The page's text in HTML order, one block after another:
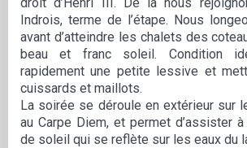
Indrois, terme de l’étape. Nous
avant d’atteindre les chalets des
beau et franc soleil. Condition
rapidement une petite lessive et
cuissards et maillots.
La soirée se déroule en extérieur sur
au Carpe Diem, et permet d’assister
de soleil qui se reflète sur les eaux du